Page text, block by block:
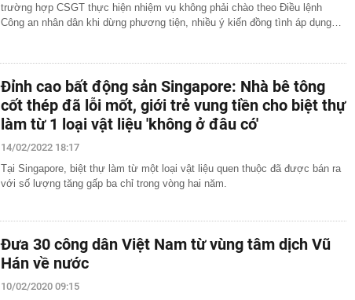
trường hợp CSGT thực hiện nhiệm vụ không phải chào theo Điều lệnh
Công an nhân dân khi dừng phương tiện, nhiều ý kiến đồng tình áp dụng…
Đỉnh cao bất động sản Singapore: Nhà bê tông
cốt thép đã lỗi mốt, giới trẻ vung tiền cho biệt thự
làm từ 1 loại vật liệu 'không ở đâu có'
14/02/2022 18:17
Tại Singapore, biệt thự làm từ một loại vật liệu quen thuộc đã được bán ra
với số lượng tăng gấp ba chỉ trong vòng hai năm.
Đưa 30 công dân Việt Nam từ vùng tâm dịch Vũ
Hán về nước
10/02/2020 09:15